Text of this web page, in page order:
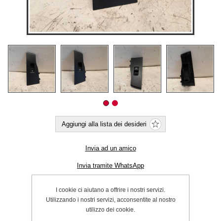
Aggiungi alla lista dei desideri
Invia ad un amico
Invia tramite WhatsApp
SPEDIZIONE INCLUSA
€38.00
I cookie ci aiutano a offrire i nostri servizi.
Utilizzando i nostri servizi, acconsentite al nostro
utilizzo dei cookie.